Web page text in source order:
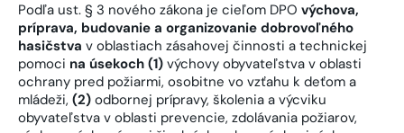
Podľa ust. § 3 nového zákona je cieľom DPO výchova,
príprava, budovanie a organizovanie dobrovoľného
hasičstva v oblastiach zásahovej činnosti a technickej
pomoci na úsekoch (1) výchovy obyvateľstva v oblasti
ochrany pred požiarmi, osobitne vo vzťahu k deťom a
mládeži, (2) odbornej prípravy, školenia a výcviku
obyvateľstva v oblasti prevencie, zdolávania požiarov,